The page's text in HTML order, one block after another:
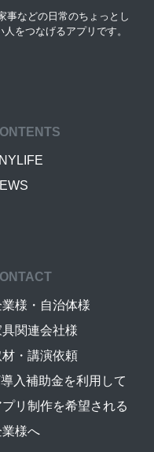
事などの日常のちょっとし
をつなげるアプリです。
業様・自治体様
具関連会社様
材・講演依頼
導入補助金を利用して
プリ制作を希望される
業様へ